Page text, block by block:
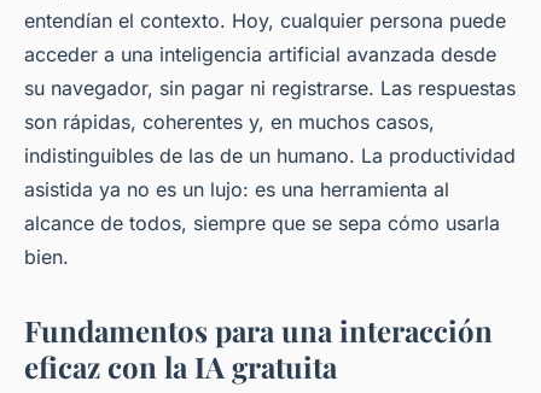
entendían el contexto. Hoy, cualquier persona puede
acceder a una inteligencia artificial avanzada desde
su navegador, sin pagar ni registrarse. Las respuestas
son rápidas, coherentes y, en muchos casos,
indistinguibles de las de un humano. La productividad
asistida ya no es un lujo: es una herramienta al
alcance de todos, siempre que se sepa cómo usarla
bien.
Fundamentos para una interacción
eficaz con la IA gratuita